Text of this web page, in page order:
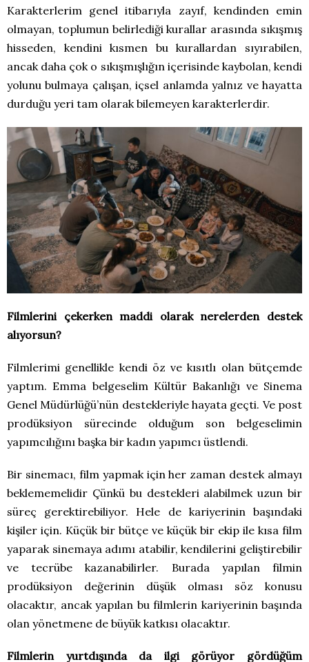
Karakterlerim genel itibarıyla zayıf, kendinden emin
olmayan, toplumun belirlediği kurallar arasında sıkışmış
hisseden, kendini kısmen bu kurallardan sıyırabilen,
ancak daha çok o sıkışmışlığın içerisinde kaybolan, kendi
yolunu bulmaya çalışan, içsel anlamda yalnız ve hayatta
durduğu yeri tam olarak bilemeyen karakterlerdir.
Filmlerini çekerken maddi olarak nerelerden destek
alıyorsun?
Filmlerimi genellikle kendi öz ve kısıtlı olan bütçemde
yaptım. Emma belgeselim Kültür Bakanlığı ve Sinema
Genel Müdürlüğü’nün destekleriyle hayata geçti. Ve post
prodüksiyon sürecinde olduğum son belgeselimin
yapımcılığını başka bir kadın yapımcı üstlendi.
Bir sinemacı, film yapmak için her zaman destek almayı
beklememelidir Çünkü bu destekleri alabilmek uzun bir
süreç gerektirebiliyor. Hele de kariyerinin başındaki
kişiler için. Küçük bir bütçe ve küçük bir ekip ile kısa film
yaparak sinemaya adımı atabilir, kendilerini geliştirebilir
ve tecrübe kazanabilirler. Burada yapılan filmin
prodüksiyon değerinin düşük olması söz konusu
olacaktır, ancak yapılan bu filmlerin kariyerinin başında
olan yönetmene de büyük katkısı olacaktır.
Filmlerin yurtdışında da ilgi görüyor gördüğüm